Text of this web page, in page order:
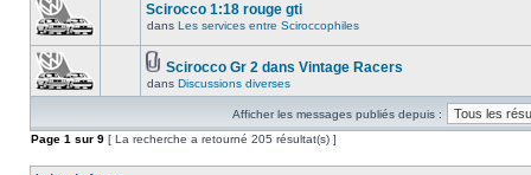
Scirocco 1:18 rouge gti
dans Les services entre Sciroccophiles
Scirocco Gr 2 dans Vintage Racers
dans Discussions diverses
Afficher les messages publiés depuis :
Page 1 sur 9 [ La recherche a retourné 205 résultat(s) ]